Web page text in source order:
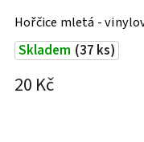
Hořčice mletá -
Skladem (37 ks)
20 Kč